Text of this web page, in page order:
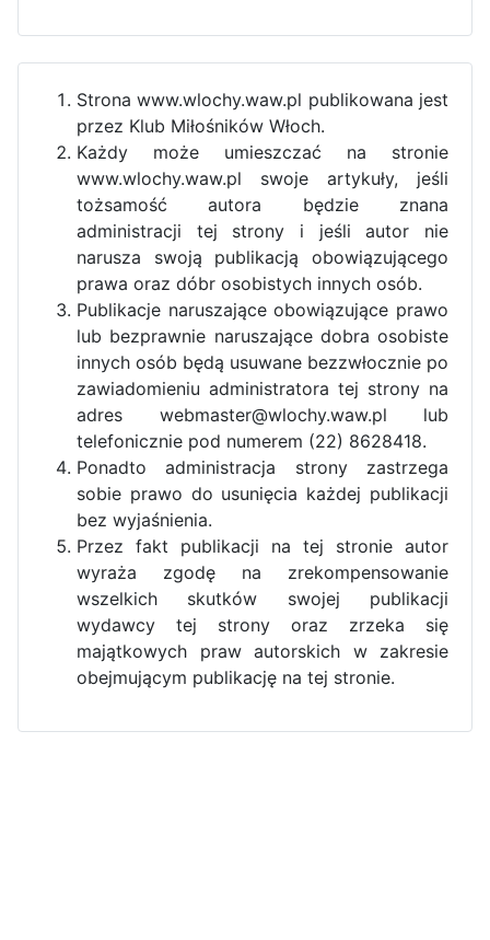
Strona www.wlochy.waw.pl publikowana jest
przez Klub Miłośników Włoch.
Każdy może umieszczać na stronie
www.wlochy.waw.pl swoje artykuły, jeśli
tożsamość autora będzie znana
administracji tej strony i jeśli autor nie
narusza swoją publikacją obowiązującego
prawa oraz dóbr osobistych innych osób.
Publikacje naruszające obowiązujące prawo
lub bezprawnie naruszające dobra osobiste
innych osób będą usuwane bezzwłocznie po
zawiadomieniu administratora tej strony na
adres webmaster@wlochy.waw.pl lub
telefonicznie pod numerem (22) 8628418.
Ponadto administracja strony zastrzega
sobie prawo do usunięcia każdej publikacji
bez wyjaśnienia.
Przez fakt publikacji na tej stronie autor
wyraża zgodę na zrekompensowanie
wszelkich skutków swojej publikacji
wydawcy tej strony oraz zrzeka się
majątkowych praw autorskich w zakresie
obejmującym publikację na tej stronie.